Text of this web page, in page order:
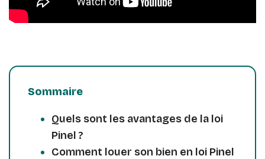
Sommaire
Quels sont les avantages de la loi
Pinel ?
Comment louer son bien en loi Pinel